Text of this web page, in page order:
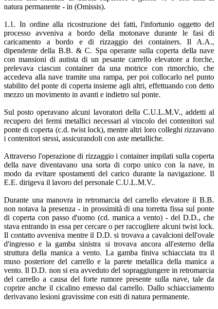
natura permanente - in (Omissis).
1.1. In ordine alla ricostruzione dei fatti, l'infortunio oggetto del
processo avveniva a bordo della motonave durante le fasi di
caricamento a bordo e di rizzaggio dei containers. Il A.A.,
dipendente della B.B. & C. Spa operante sulla coperta della nave
con mansioni di autista di un pesante carrello elevatore a forche,
prelevava ciascun container da una motrice con rimorchio, che
accedeva alla nave tramite una rampa, per poi collocarlo nel punto
stabilito del ponte di coperta insieme agli altri, effettuando con detto
mezzo un movimento in avanti e indietro sul ponte.
Sul posto operavano alcuni lavoratori della C.U.L.M.V., addetti al
recupero dei fermi metallici necessari al vincolo dei contenitori sul
ponte di coperta (c.d. twist lock), mentre altri loro colleghi rizzavano
i contenitori stessi, assicurandoli con aste metalliche.
Attraverso l'operazione di rizzaggio i container impilati sulla coperta
della nave diventavano una sorta di corpo unico con la nave, in
modo da evitare spostamenti del carico durante la navigazione. Il
E.E. dirigeva il lavoro del personale C.U.L.M.V..
Durante una manovra in retromarcia del carrello elevatore il B.B.
non notava la presenza - in prossimità di una torretta fissa sul ponte
di coperta con passo d'uomo (cd. manica a vento) - del D.D., che
stava entrando in essa per cercare o per raccogliere alcuni twist lock.
Il contatto avveniva mentre il D.D. si trovava a cavalcioni dell'ovale
d'ingresso e la gamba sinistra si trovava ancora all'esterno della
struttura della manica a vento. La gamba finiva schiacciata tra il
muso posteriore del carrello e la parete metallica della manica a
vento. Il D.D. non si era avveduto del sopraggiungere in retromarcia
del carrello a causa del forte rumore presente sulla nave, tale da
coprire anche il cicalino emesso dal carrello. Dallo schiacciamento
derivavano lesioni gravissime con esiti di natura permanente.